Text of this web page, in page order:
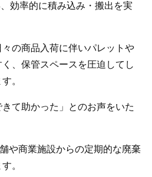
効率的に積み込み・搬出を実
の商品入荷に伴いパレットや
、保管スペースを圧迫してし
。
て助かった」とのお声をいた
や商業施設からの定期的な廃棄
。